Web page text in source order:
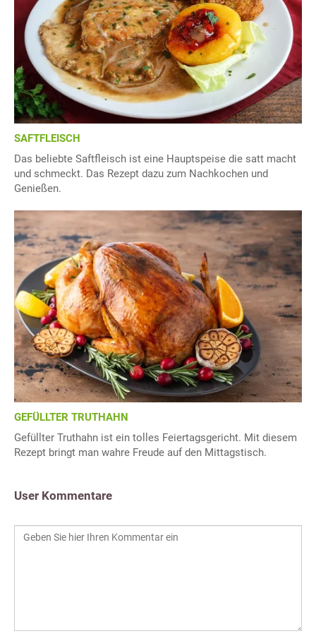
SAFTFLEISCH
Das beliebte Saftfleisch ist eine Hauptspeise die satt macht
und schmeckt. Das Rezept dazu zum Nachkochen und
Genießen.
GEFÜLLTER TRUTHAHN
Gefüllter Truthahn ist ein tolles Feiertagsgericht. Mit diesem
Rezept bringt man wahre Freude auf den Mittagstisch.
User Kommentare